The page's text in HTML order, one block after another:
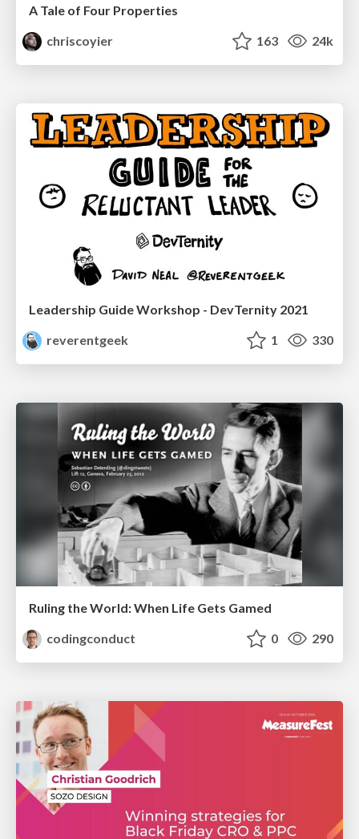
A Tale of Four Properties
chriscoyier
163 24k
Leadership Guide Workshop - DevTernity 2021
reverentgeek
1 330
Ruling the World: When Life Gets Gamed
codingconduct
0 290